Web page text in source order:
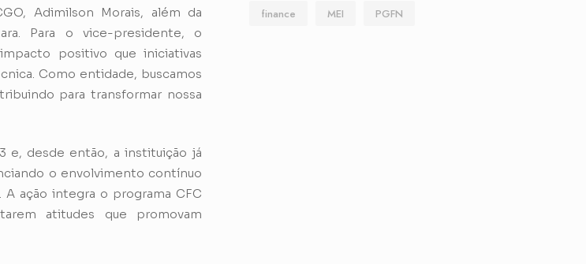
Adimilson Morais, além da
Para o vice-presidente, o
positivo que iniciativas
Como entidade, buscamos
para transformar nossa
e, desde então, a instituição já
o envolvimento contínuo
ação integra o programa CFC
atitudes que promovam
finance MEI PGFN